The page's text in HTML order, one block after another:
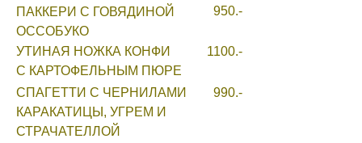
950.-
ПАККЕРИ С ГОВЯДИНОЙ
ОССОБУКО
1100.-
УТИНАЯ НОЖКА КОНФИ
С КАРТОФЕЛЬНЫМ ПЮРЕ
990.-
СПАГЕТТИ С ЧЕРНИЛАМИ
КАРАКАТИЦЫ, УГРЕМ И
СТРАЧАТЕЛЛОЙ